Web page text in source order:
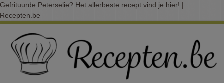
Gefrituurde Peterselie? Het allerbeste recept vind je hier! |
Recepten.be